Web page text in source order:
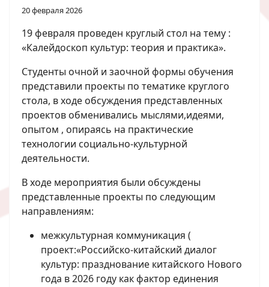
20 февраля 2026
19 февраля проведен круглый стол на тему :
«Калейдоскоп культур: теория и практика».
Студенты очной и заочной формы обучения
представили проекты по тематике круглого
стола, в ходе обсуждения представленных
проектов обменивались мыслями,идеями,
опытом , опираясь на практические
технологии социально-культурной
деятельности.
В ходе мероприятия были обсуждены
представленные проекты по следующим
направлениям:
межкультурная коммуникация (
проект:«Российско-китайский диалог
культур: празднование китайского Нового
года в 2026 году как фактор единения